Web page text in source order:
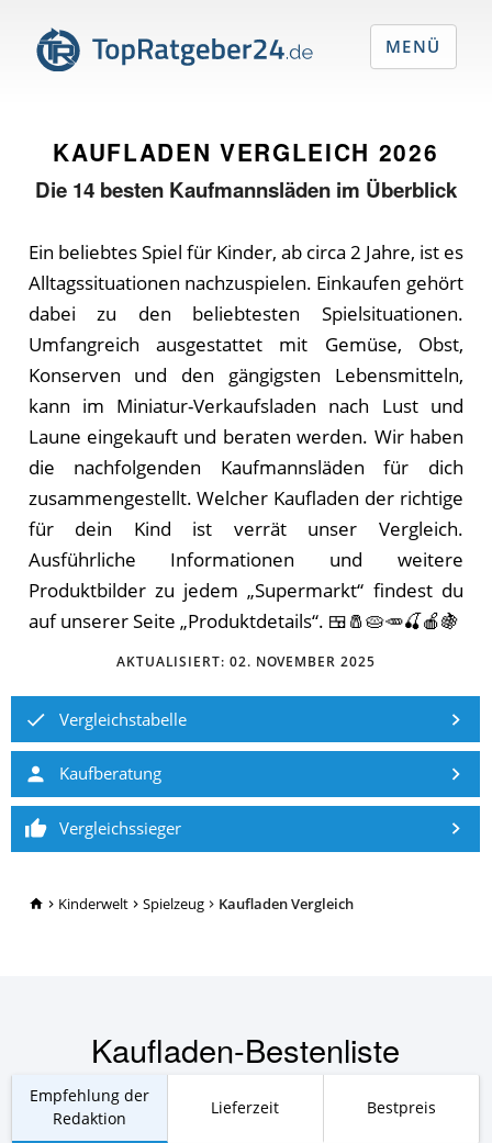
TopRatgeber24.de
Kinderwelt Spielzeug Kaufladen Vergleich
KAUFLADEN VERGLEICH 2026
Die 14 besten Kaufmannsläden im Überblick
Ein beliebtes Spiel für Kinder, ab circa 2 Jahre, ist es
Alltagssituationen nachzuspielen. Einkaufen gehört
dabei zu den beliebtesten Spielsituationen.
Umfangreich ausgestattet mit Gemüse, Obst,
Konserven und den gängigsten Lebensmitteln,
kann im Miniatur-Verkaufsladen nach Lust und
Laune eingekauft und beraten werden. Wir haben
die nachfolgenden Kaufmannsläden für dich
zusammengestellt. Welcher Kaufladen der richtige
für dein Kind ist verrät unser Vergleich.
Ausführliche Informationen und weitere
Produktbilder zu jedem „Supermarkt“ findest du
auf unserer Seite „Produktdetails“. 🍱🧂🥧🥕🍒🍎🍇
AKTUALISIERT: 02. NOVEMBER 2025
Vergleichstabelle
Kaufberatung
Vergleichssieger
Kaufladen-Bestenliste
Empfehlung der
Redaktion
Lieferzeit Bestpreis
MENÜ